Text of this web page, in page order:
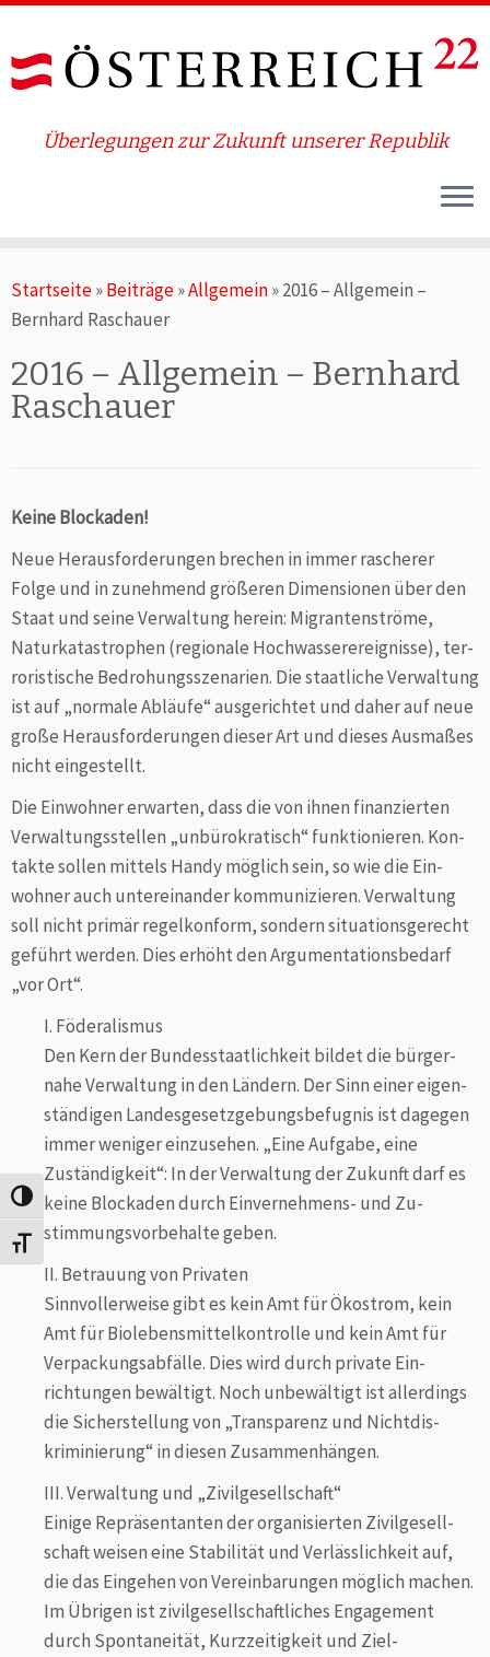
Umschalten auf hohe Kontraste
Schrift vergrößern
Inhalt
springen
Überlegungen zur Zukunft unserer Republik
Startseite»Beiträge»Allgemein»2016 – Allgemein –
Bernhard Raschauer
2016 – Allgemein – Bernhard
Raschauer
Keine Blockaden!
Neue Herausforderungen brechen in immer rascherer
Folge und in zunehmend größeren Dimensionen über den
Staat und seine Verwaltung herein: Migrantenströme,
Naturkatastrophen (regionale Hochwasserereignisse), ter­
roris­tische Bedrohungsszenarien. Die staatliche Verwaltung
ist auf „normale Abläufe“ ausgerichtet und daher auf neue
große Herausforderungen dieser Art und dieses Ausmaßes
nicht eingestellt.
Die Einwohner erwarten, dass die von ihnen finanzierten
Verwaltungsstellen „unbürokratisch“ funktio­nieren. Kon­
takte sollen mittels Handy möglich sein, so wie die Ein­
wohner auch untereinander kommunizieren. Ver­waltung
soll nicht primär regelkonform, sondern situations­gerecht
geführt werden. Dies erhöht den Argu­mentations­bedarf
„vor Ort“.
I. Föderalismus
Den Kern der Bundesstaatlichkeit bildet die bürger­
nahe Verwaltung in den Ländern. Der Sinn einer eigen­
ständigen Landesgesetzgebungsbefugnis ist da­ge­gen
immer weniger einzusehen. „Eine Aufgabe, eine
Zuständigkeit“: In der Verwaltung der Zukunft darf es
keine Blockaden durch Einvernehmens- und Zu­
stimmungsvorbehalte geben.
II. Betrauung von Privaten
Sinnvollerweise gibt es kein Amt für Ökostrom, kein
Amt für Biolebensmittelkontrolle und kein Amt für
Verpackungsabfälle. Dies wird durch private Ein­
richtungen bewältigt. Noch unbewältigt ist allerdings
die Sicherstellung von „Transparenz und Nicht­dis­
krimi­nierung“ in diesen Zusammenhängen.
III. Verwaltung und „Zivilgesellschaft“
Einige Repräsentanten der organisierten Zivil­gesell­
schaft weisen eine Stabilität und Verlässlichkeit auf,
die das Eingehen von Vereinbarungen möglich machen.
Im Übrigen ist zivilgesellschaftliches Enga­ge­ment
durch Spontaneität, Kurzzeitigkeit und Ziel­